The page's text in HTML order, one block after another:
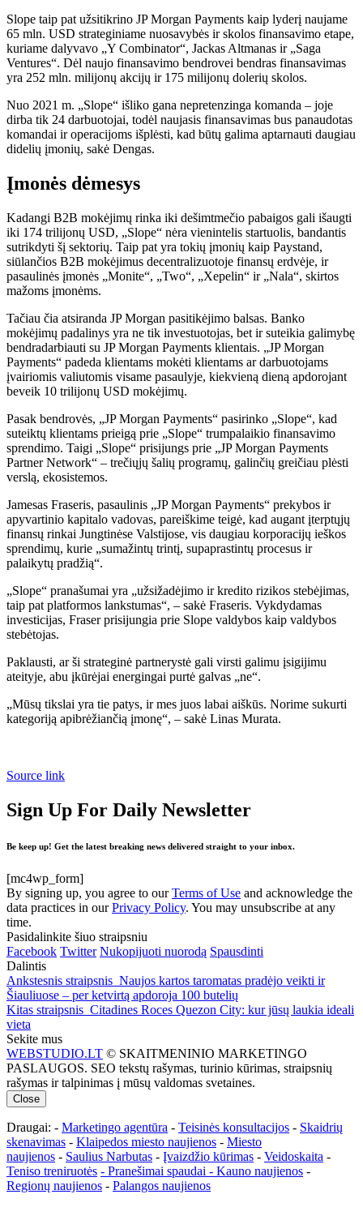
Slope taip pat užsitikrino JP Morgan Payments kaip lyderį naujame
65 mln. USD strateginiame nuosavybės ir skolos finansavimo etape,
kuriame dalyvavo „Y Combinator“, Jackas Altmanas ir „Saga
Ventures“. Dėl naujo finansavimo bendrovei bendras finansavimas
yra 252 mln. milijonų akcijų ir 175 milijonų dolerių skolos.
Nuo 2021 m. „Slope“ išliko gana nepretenzinga komanda – joje
dirba tik 24 darbuotojai, todėl naujasis finansavimas bus panaudotas
komandai ir operacijoms išplėsti, kad būtų galima aptarnauti daugiau
didelių įmonių, sakė Dengas.
Įmonės dėmesys
Kadangi B2B mokėjimų rinka iki dešimtmečio pabaigos gali išaugti
iki 174 trilijonų USD, „Slope“ nėra vienintelis startuolis, bandantis
sutrikdyti šį sektorių. Taip pat yra tokių įmonių kaip Paystand,
siūlančios B2B mokėjimus decentralizuotoje finansų erdvėje, ir
pasaulinės įmonės „Monite“, „Two“, „Xepelin“ ir „Nala“, skirtos
mažoms įmonėms.
Tačiau čia atsiranda JP Morgan pasitikėjimo balsas. Banko
mokėjimų padalinys yra ne tik investuotojas, bet ir suteikia galimybę
bendradarbiauti su JP Morgan Payments klientais. „JP Morgan
Payments“ padeda klientams mokėti klientams ar darbuotojams
įvairiomis valiutomis visame pasaulyje, kiekvieną dieną apdorojant
beveik 10 trilijonų USD mokėjimų.
Pasak bendrovės, „JP Morgan Payments“ pasirinko „Slope“, kad
suteiktų klientams prieigą prie „Slope“ trumpalaikio finansavimo
sprendimo. Taigi „Slope“ prisijungs prie „JP Morgan Payments
Partner Network“ – trečiųjų šalių programų, galinčių greičiau plėsti
verslą, ekosistemos.
Jamesas Fraseris, pasaulinis „JP Morgan Payments“ prekybos ir
apyvartinio kapitalo vadovas, pareiškime teigė, kad augant įterptųjų
finansų rinkai Jungtinėse Valstijose, vis daugiau korporacijų ieškos
sprendimų, kurie „sumažintų trintį, supaprastintų procesus ir
palaikytų pradžią“.
„Slope“ pranašumai yra „užsižadėjimo ir kredito rizikos stebėjimas,
taip pat platformos lankstumas“, – sakė Fraseris. Vykdydamas
investicijas, Fraser prisijungia prie Slope valdybos kaip valdybos
stebėtojas.
Paklausti, ar ši strateginė partnerystė gali virsti galimu įsigijimu
ateityje, abu įkūrėjai energingai purtė galvas „ne“.
„Mūsų tikslai yra tie patys, ir mes juos labai aiškūs. Norime sukurti
kategoriją apibrėžiančią įmonę“, – sakė Linas Murata.
Source link
Sign Up For Daily Newsletter
Be keep up! Get the latest breaking news delivered straight to your inbox.
[mc4wp_form]
By signing up, you agree to ourTerms of Use and acknowledge the
data practices in ourPrivacy Policy. You may unsubscribe at any
time.
Pasidalinkite šiuo straipsniu
Facebook Twitter Nukopijuoti nuorodą Spausdinti
Dalintis
Ankstesnis straipsnis Naujos kartos taromatas pradėjo veikti ir
Šiauliuose – per ketvirtą apdoroja 100 butelių
Kitas straipsnis Citadines Roces Quezon City: kur jūsų laukia ideali
vieta
Sekite mus
WEBSTUDIO.LT © SKAITMENINIO MARKETINGO
PASLAUGOS. SEO tekstų rašymas, turinio kūrimas, straipsnių
rašymas ir talpinimas į mūsų valdomas svetaines.
Close
Draugai: - Marketingo agentūra - Teisinės konsultacijos - Skaidrių
skenavimas - Klaipedos miesto naujienos - Miesto
naujienos - Saulius Narbutas - Įvaizdžio kūrimas - Veidoskaita -
Teniso treniruotės - Pranešimai spaudai - Kauno naujienos -
Regionų naujienos - Palangos naujienos